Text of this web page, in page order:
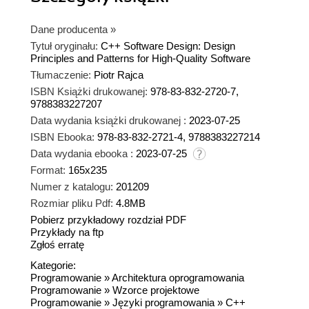
Dane producenta »
Tytuł oryginału: C++ Software Design: Design
Principles and Patterns for High-Quality Software
Tłumaczenie: Piotr Rajca
ISBN Książki drukowanej: 978-83-832-2720-7,
9788383227207
Data wydania książki drukowanej : 2023-07-25
ISBN Ebooka: 978-83-832-2721-4, 9788383227214
Data wydania ebooka : 2023-07-25
Format: 165x235
Numer z katalogu: 201209
Rozmiar pliku Pdf: 4.8MB
Pobierz przykładowy rozdział PDF
Przykłady na ftp
Zgłoś erratę
Kategorie:
Programowanie »Architektura oprogramowania
Programowanie » Wzorce projektowe
Programowanie » Języki programowania » C++